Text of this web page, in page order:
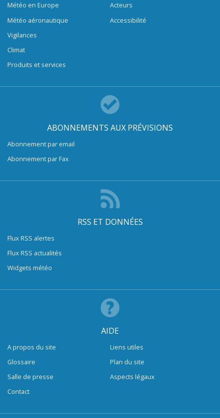
Météo en Europe
Météo aéronautique
Vigilances
Climat
Produits et services
Acteurs
Accessibilité
ABONNEMENTS AUX PRÉVISIONS
Abonnement par email
Abonnement par Fax
RSS ET DONNÉES
Flux RSS alertes
Flux RSS actualités
Widgets météo
AIDE
A propos du site
Glossaire
Salle de presse
Contact
Liens utiles
Plan du site
Aspects légaux